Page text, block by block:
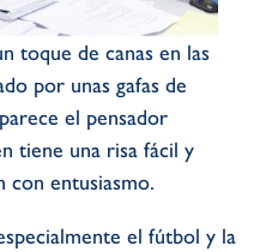
toque de canas en las
por unas gafas de
el pensador
tiene una risa fácil y
con entusiasmo.
el fútbol y la